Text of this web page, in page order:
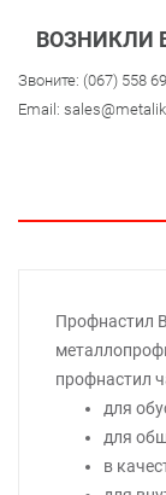
ВОЗНИКЛИ
Звоните: (067) 558
Email:
Профнастил
профнастил
для
для
в